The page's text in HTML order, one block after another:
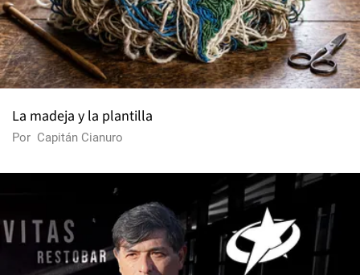
La madeja y la plantilla
Por Capitán Cianuro